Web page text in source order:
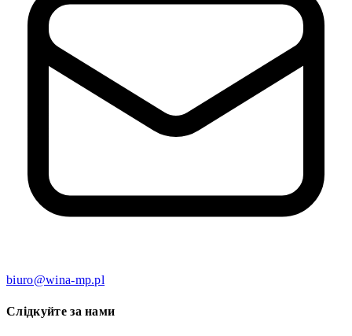
biuro@wina-mp.pl
Слідкуйте за нами